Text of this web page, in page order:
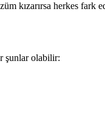
kızarırsa herkes fark
şunlar olabilir: